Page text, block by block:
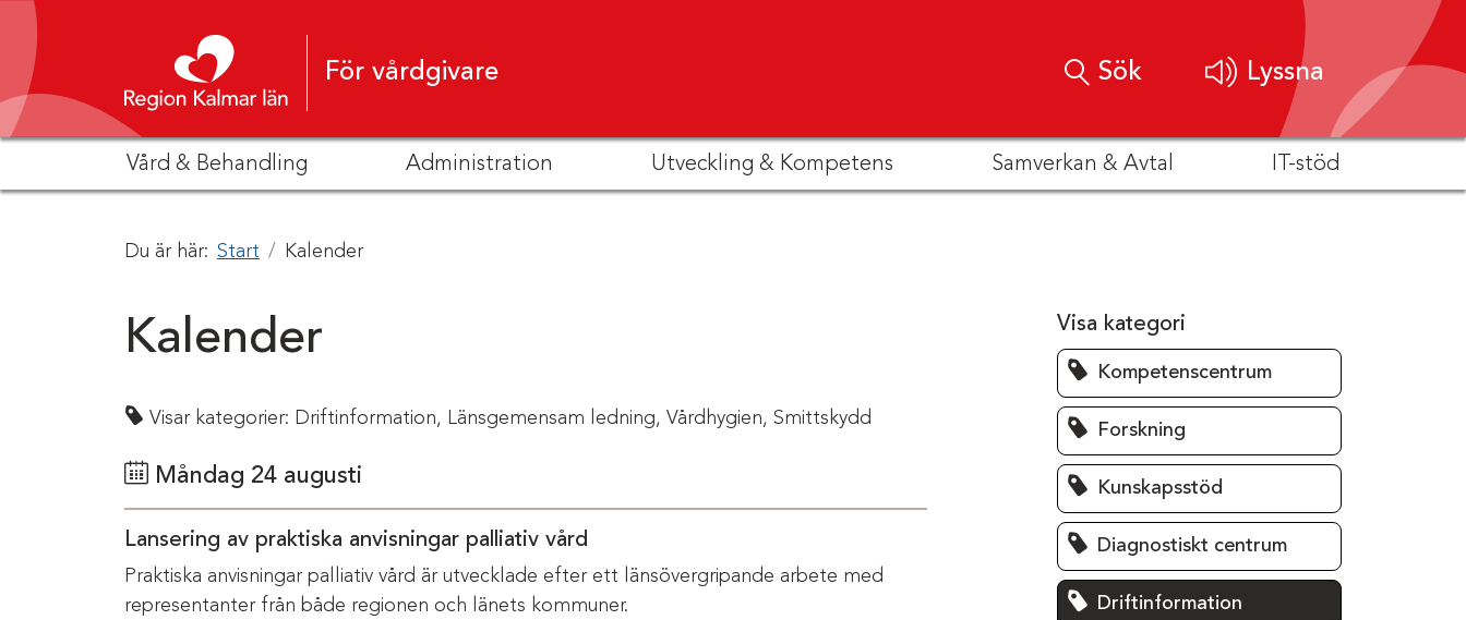
Hoppa till innehåll
För vårdgivare Sök Lyssna
Vård & Behandling Administration Utveckling & Kompetens Samverkan & Avtal IT-stöd
Du är här: Start Kalender
Kalender
Visar kategorier: Driftinformation, Länsgemensam ledning, Vårdhygien, Smittskydd
Måndag 24 augusti
Lansering av praktiska anvisningar palliativ vård
Praktiska anvisningar palliativ vård är utvecklade efter ett länsövergripande arbete med
representanter från både regionen och länets kommuner.
Visa kategori
Kompetenscentrum
Forskning
Kunskapsstöd
Diagnostiskt centrum
Driftinformation